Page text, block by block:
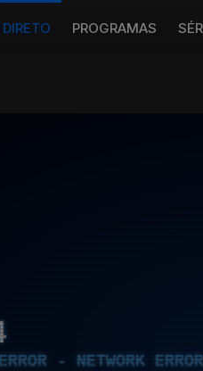
DIRETO PROGRAMAS
- NETWORK ERROR